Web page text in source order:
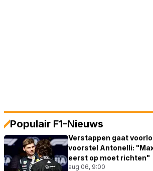
Populair F1-Nieuws
Verstappen gaat
voorstel Antonelli:
eerst op moet richten"
aug 06, 9:00